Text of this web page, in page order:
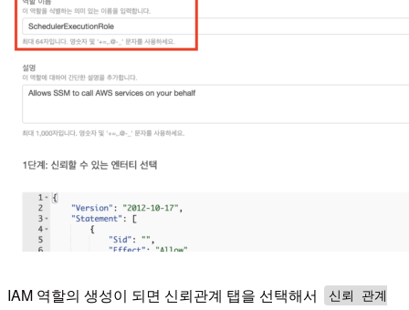
IAM 역할의 생성이 되면 신뢰관계 탭을 선택해서
신뢰 관계